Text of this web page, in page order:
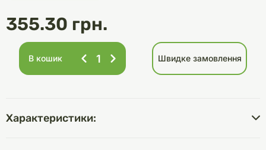
355.30 грн.
В кошик Швидке замовлення
Характеристики: